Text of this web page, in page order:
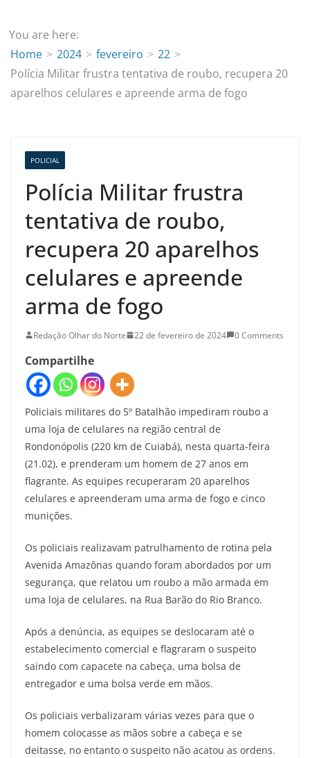
You are here:
Home
2024 fevereiro
22
Polícia Militar frustra tentativa de roubo, recupera 20
aparelhos celulares e apreende arma de fogo
POLICIAL
Polícia Militar frustra
tentativa de roubo,
recupera 20 aparelhos
celulares e apreende
arma de fogo
Redação Olhar do Norte 22 de fevereiro de 2024 0 Comments
Compartilhe
Policiais militares do 5º Batalhão impediram roubo a
uma loja de celulares na região central de
Rondonópolis (220 km de Cuiabá), nesta quarta-feira
(21.02), e prenderam um homem de 27 anos em
flagrante. As equipes recuperaram 20 aparelhos
celulares e apreenderam uma arma de fogo e cinco
munições.
Os policiais realizavam patrulhamento de rotina pela
Avenida Amazônas quando foram abordados por um
segurança, que relatou um roubo a mão armada em
uma loja de celulares, na Rua Barão do Rio Branco.
Após a denúncia, as equipes se deslocaram até o
estabelecimento comercial e flagraram o suspeito
saindo com capacete na cabeça, uma bolsa de
entregador e uma bolsa verde em mãos.
Os policiais verbalizaram várias vezes para que o
homem colocasse as mãos sobre a cabeça e se
deitasse, no entanto o suspeito não acatou as ordens.